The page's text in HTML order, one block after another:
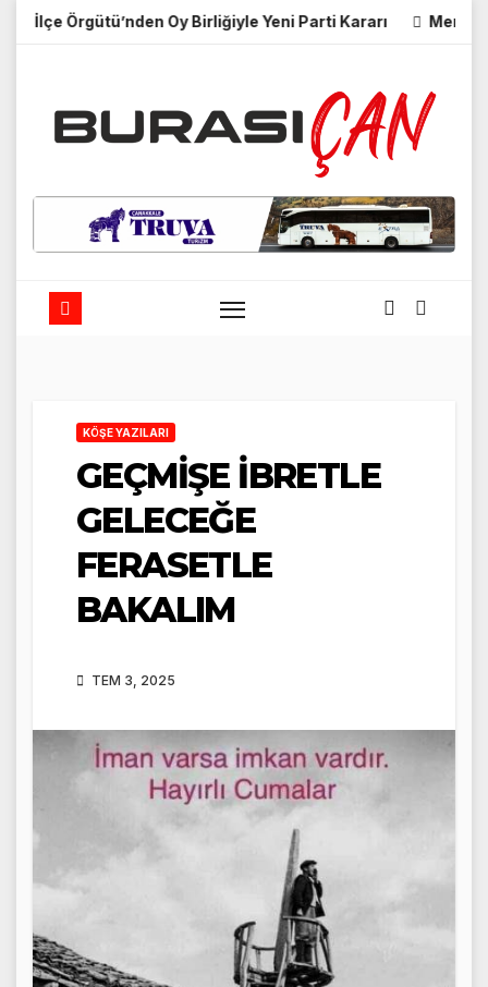
Oy Birliğiyle Yeni Parti Kararı Merhum Nejdet
KÖŞE YAZILARI
GEÇMİŞE İBRETLE
GELECEĞE
FERASETLE
BAKALIM
TEM 3, 2025